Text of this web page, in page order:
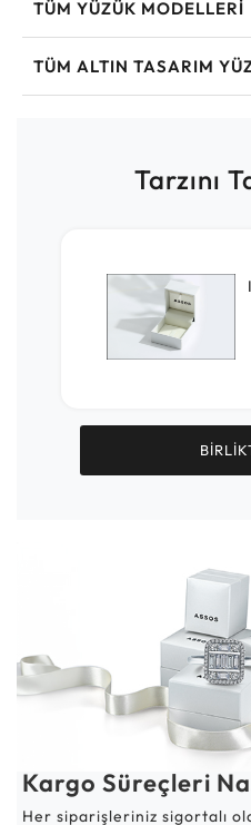
TÜM YÜZÜK MODELLERI
TÜM ALTIN TASARIM
Tarzını
Kargo Süreçleri
Her siparişleriniz sigortalı